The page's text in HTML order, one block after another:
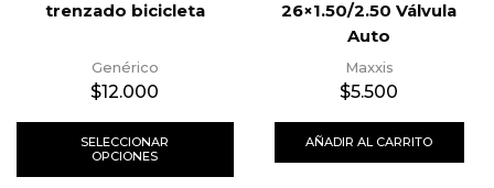
trenzado bicicleta
Genérico
$12.000
SELECCIONAR
OPCIONES
26×1.50/2.50 Válvula
Auto
Maxxis
$5.500
AÑADIR AL CARRITO